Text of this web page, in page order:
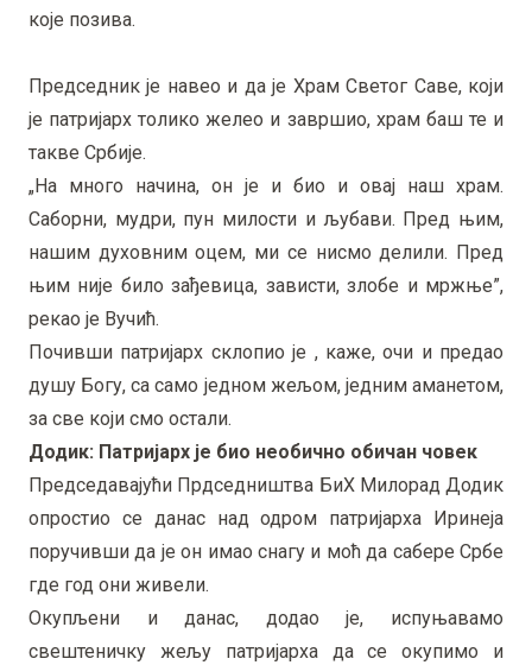
које позива.
Председник је навео и да је Храм Светог Саве, који
је патријарх толико желео и завршио, храм баш те и
такве Србије.
„На много начина, он је и био и овај наш храм.
Саборни, мудри, пун милости и љубави. Пред њим,
нашим духовним оцем, ми се нисмо делили. Пред
њим није било зађевица, зависти, злобе и мржње”,
рекао је Вучић.
Почивши патријарх склопио је , каже, очи и предао
душу Богу, са само једном жељом, једним аманетом,
за све који смо остали.
Додик: Патријарх је био необично обичан човек
Председавајући Прдседништва БиХ Милорад Додик
опростио се данас над одром патријарха Иринеја
поручивши да је он имао снагу и моћ да сабере Србе
где год они живели.
Окупљени и данас, додао је, испуњавамо
свештеничку жељу патријарха да се окупимо и